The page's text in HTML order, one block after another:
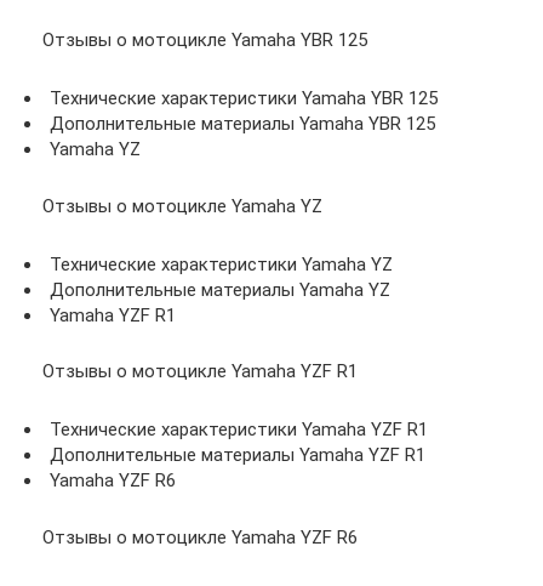
Отзывы о мотоцикле Yamaha YBR 125
Технические характеристики Yamaha YBR 125
Дополнительные материалы Yamaha YBR 125
Yamaha YZ
Отзывы о мотоцикле Yamaha YZ
Технические характеристики Yamaha YZ
Дополнительные материалы Yamaha YZ
Yamaha YZF R1
Отзывы о мотоцикле Yamaha YZF R1
Технические характеристики Yamaha YZF R1
Дополнительные материалы Yamaha YZF R1
Yamaha YZF R6
Отзывы о мотоцикле Yamaha YZF R6